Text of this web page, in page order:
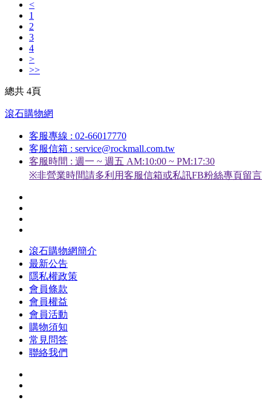
<
1
2
3
4
>
>>
總共 4頁
滾石購物網
客服專線 : 02-66017770
客服信箱 : service@rockmall.com.tw
客服時間 : 週一 ~ 週五 AM:10:00 ~ PM:17:30
※非營業時間請多利用客服信箱或私訊FB粉絲專頁留言
滾石購物網簡介
最新公告
隱私權政策
會員條款
會員權益
會員活動
購物須知
常見問答
聯絡我們